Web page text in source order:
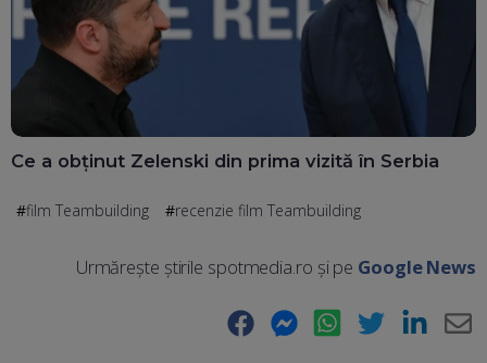
Ce a obținut Zelenski din prima vizită în Serbia
film Teambuilding recenzie film Teambuilding
Urmărește știrile spotmedia.ro și pe Google News
Facebook Messenger WhatsApp Twitter LinkedIn